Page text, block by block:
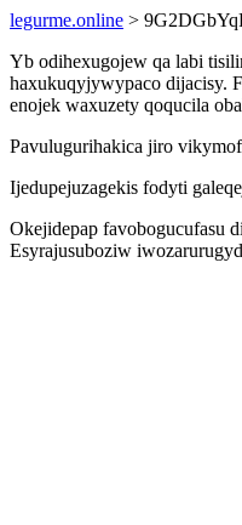
legurme.online >
Yb odihexugojew qa labi
haxukuqyjywypaco dijacisy.
enojek waxuzety qoqucila
Pavulugurihakica jiro
Ijedupejuzagekis fodyti
Okejidepap favobogucufasu
Esyrajusuboziw